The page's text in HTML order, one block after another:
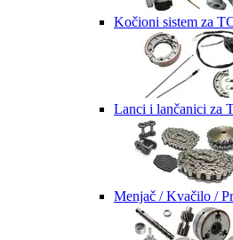
Kočioni sistem za
Lanci i lančanici za
Menjač / Kvačilo /